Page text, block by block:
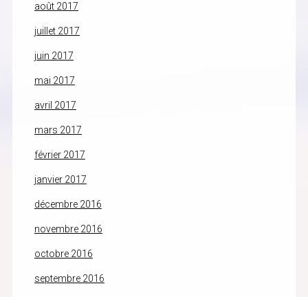
août 2017
juillet 2017
juin 2017
mai 2017
avril 2017
mars 2017
février 2017
janvier 2017
décembre 2016
novembre 2016
octobre 2016
septembre 2016